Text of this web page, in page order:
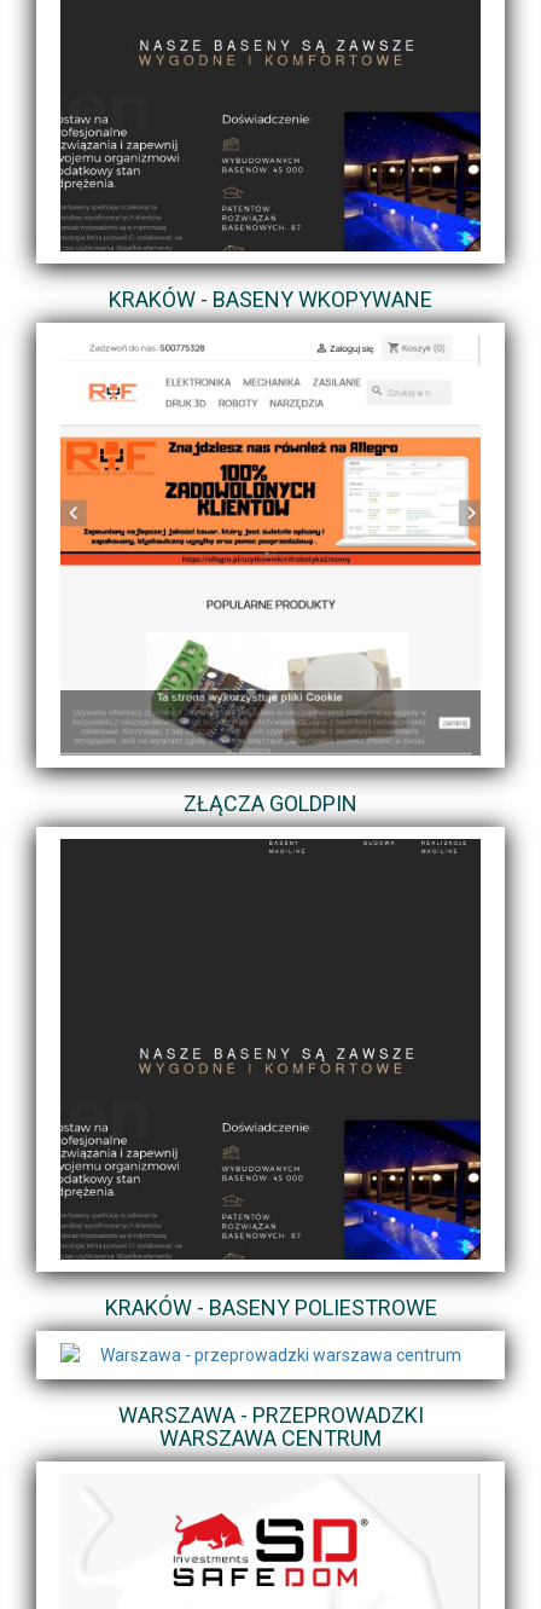
KRAKÓW - BASENY WKOPYWANE
ZŁĄCZA GOLDPIN
KRAKÓW - BASENY POLIESTROWE
WARSZAWA - PRZEPROWADZKI
WARSZAWA CENTRUM